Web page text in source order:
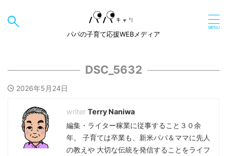
パパの子育て応援WEBメディア
DSC_5632
2026年5月24日
Terry Naniwa
編集・ライター稼業に従事すること３０余
年。 子育ては卒業も、新米パパ＆ママに先人
の教えや 大切な伝統を発信することをライフ